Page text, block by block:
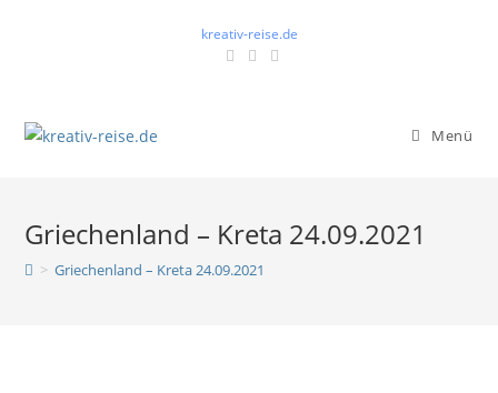
kreativ-reise.de
Menü
Griechenland – Kreta 24.09.2021
> Griechenland – Kreta 24.09.2021